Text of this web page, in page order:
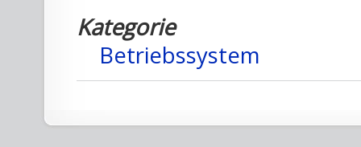
Kategorie
Betriebssystem